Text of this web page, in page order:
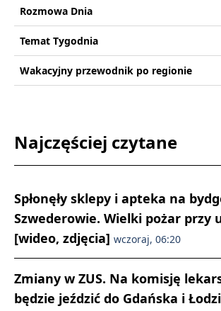
Rozmowa Dnia
Temat Tygodnia
Wakacyjny przewodnik po regionie
Najczęściej czytane
Spłonęły sklepy i apteka na
Szwederowie. Wielki pożar przy
[wideo, zdjęcia] wczoraj, 06:20
Zmiany w ZUS. Na komisję
będzie jeździć do Gdańska i Łodzi